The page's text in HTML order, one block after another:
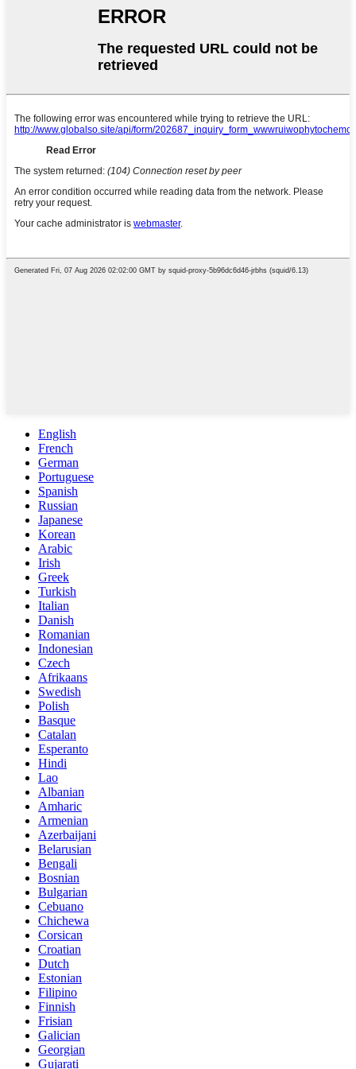
English
French
German
Portuguese
Spanish
Russian
Japanese
Korean
Arabic
Irish
Greek
Turkish
Italian
Danish
Romanian
Indonesian
Czech
Afrikaans
Swedish
Polish
Basque
Catalan
Esperanto
Hindi
Lao
Albanian
Amharic
Armenian
Azerbaijani
Belarusian
Bengali
Bosnian
Bulgarian
Cebuano
Chichewa
Corsican
Croatian
Dutch
Estonian
Filipino
Finnish
Frisian
Galician
Georgian
Gujarati